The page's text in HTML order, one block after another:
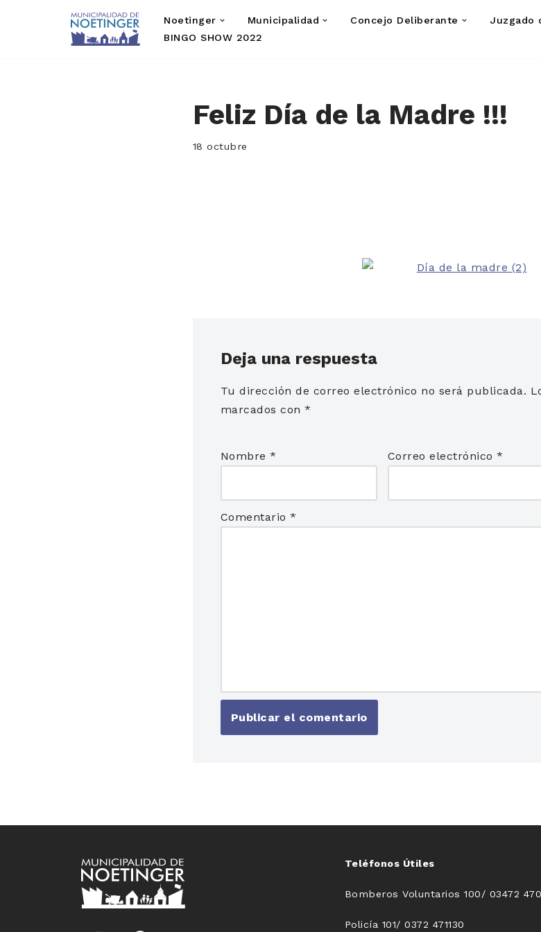
Noetinger Municipalidad Concejo Deliberante Juzgado
BINGO SHOW 2022
Feliz Día de la Madre !!!
18 octubre
Deja una respuesta
Tu dirección de correo electrónico no será publicada.
marcados con *
Nombre * Correo electrónico*
Comentario *
Teléfonos Útiles
Bomberos Voluntarios 100/ 03472
Policía 101/ 0372 471130